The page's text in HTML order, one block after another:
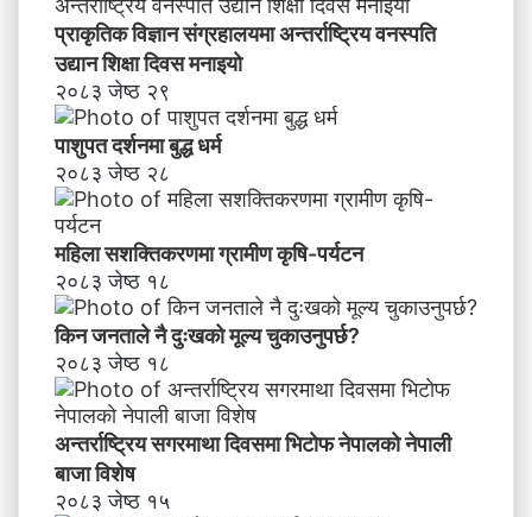
प्राकृतिक विज्ञान संग्रहालयमा अन्तर्राष्ट्रिय वनस्पति
उद्यान शिक्षा दिवस मनाइयाे
२०८३ जेष्ठ २९
पाशुपत दर्शनमा बुद्ध धर्म​
२०८३ जेष्ठ २८
महिला सशक्तिकरणमा ग्रामीण कृषि-पर्यटन
२०८३ जेष्ठ १८
किन जनताले नै दुःखको मूल्य चुकाउनुपर्छ?
२०८३ जेष्ठ १८
अन्तर्राष्ट्रिय सगरमाथा दिवसमा भिटाेफ नेपालकाे नेपाली
बाजा विशेष
२०८३ जेष्ठ १५